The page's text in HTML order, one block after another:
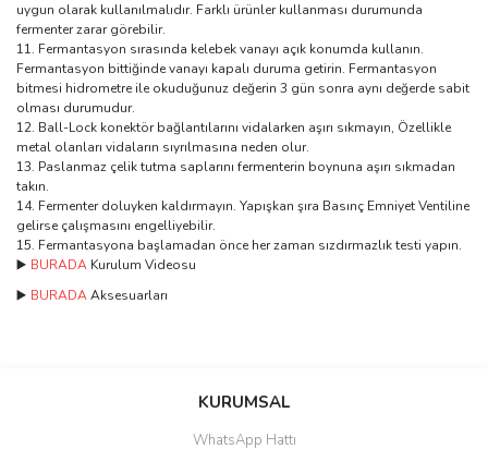
uygun olarak kullanılmalıdır. Farklı ürünler kullanması durumunda
fermenter zarar görebilir.
Fermantasyon sırasında kelebek vanayı açık konumda kullanın.
Fermantasyon bittiğinde vanayı kapalı duruma getirin. Fermantasyon
bitmesi hidrometre ile okuduğunuz değerin 3 gün sonra aynı değerde sabit
olması durumudur.
Ball-Lock konektör bağlantılarını vidalarken aşırı sıkmayın, Özellikle
metal olanları vidaların sıyrılmasına neden olur.
Paslanmaz çelik tutma saplarını fermenterin boynuna aşırı sıkmadan
takın.
Fermenter doluyken kaldırmayın. Yapışkan şıra Basınç Emniyet Ventiline
gelirse çalışmasını engelliyebilir.
Fermantasyona başlamadan önce her zaman sızdırmazlık testi yapın.
▶️ BURADA Kurulum Videosu
▶️ BURADAAksesuarları
Bu ürüne ilk yorumu siz yapın!
KURUMSAL
WhatsApp Hattı